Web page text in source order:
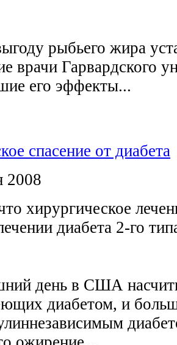
рыбьего жира
врачи Гарвардского
его эффекты...
спасение от диабета
2008
хирургическое
диабета 2-го
день в США
диабетом, и